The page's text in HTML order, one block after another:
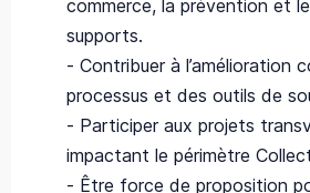
commerce, la prévention et
supports.
- Contribuer à l’amélioration
processus et des outils de
- Participer aux projets
impactant le périmètre
- Être force de proposition